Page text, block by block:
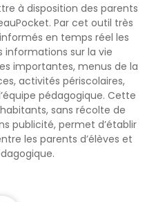
à disposition des parents
Par cet outil très
en temps réel les
informations sur la vie
importantes, menus de la
activités périscolaires,
pédagogique. Cette
sans récolte de
publicité, permet d’établir
les parents d’élèves et